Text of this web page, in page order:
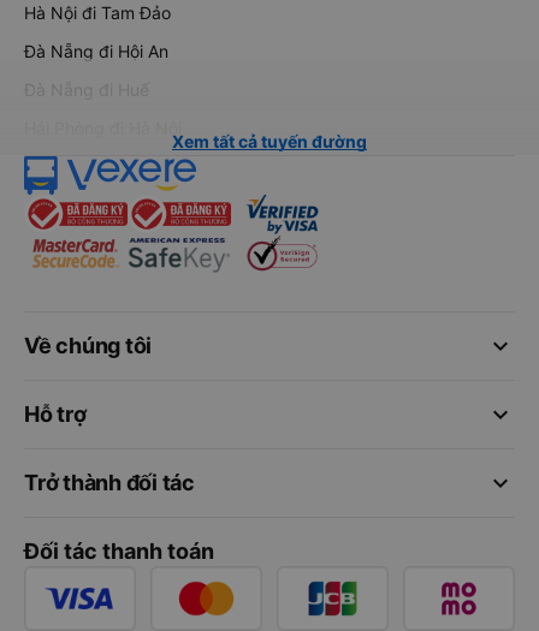
Hà Nội đi Tam Đảo
Đà Nẵng đi Hội An
Đà Nẵng đi Huế
Xem tất cả tuyến đường
keyboard_arrow_down
Về chúng tôi
keyboard_arrow_down
Hỗ trợ
keyboard_arrow_down
Trở thành đối tác
Đối tác thanh toán